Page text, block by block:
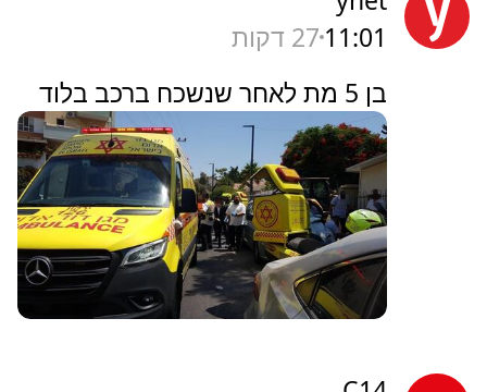
11:01 27 דקות
בן 5 מת לאחר שנשכח ברכב בלוד